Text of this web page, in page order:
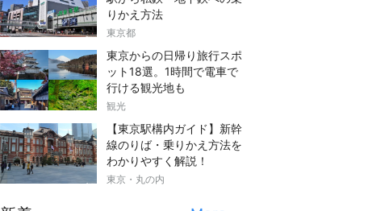
りかえ方法
東京都
東京からの日帰り旅行スポ
ット18選。1時間で電車で
行ける観光地も
観光
【東京駅構内ガイド】新幹
線のりば・乗りかえ方法を
わかりやすく解説！
東京・丸の内